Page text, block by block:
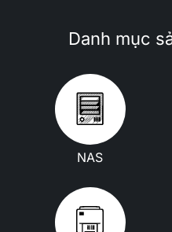
Danh mục
NAS